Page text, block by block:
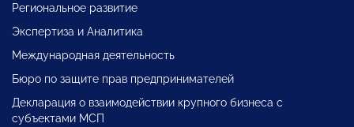
Региональное развитие
Экспертиза и Аналитика
Международная деятельность
Бюро по защите прав предпринимателей
Декларация о взаимодействии крупного бизнеса с
субъектами МСП